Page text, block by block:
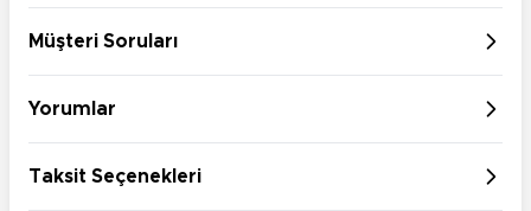
Müşteri Soruları
Yorumlar
Taksit Seçenekleri